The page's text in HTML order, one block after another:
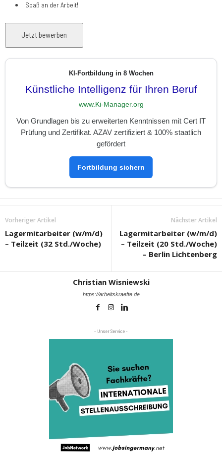
Spaß an der Arbeit!
KI-Fortbildung in 8 Wochen
Künstliche Intelligenz für Ihren Beruf
www.Ki-Manager.org
Von Grundlagen bis zu erweiterten Kenntnissen mit Cert IT
Prüfung und Zertifikat. AZAV zertifiziert & 100% staatlich
gefördert
Fortbildung sichern
Vorheriger Artikel
Lagermitarbeiter (w/m/d)
– Teilzeit (32 Std./Woche)
Nächster Artikel
Lagermitarbeiter (w/m/d)
– Teilzeit (20 Std./Woche)
– Berlin Lichtenberg
Christian Wisniewski
https://arbeitskraefte.de
- Unser Service -